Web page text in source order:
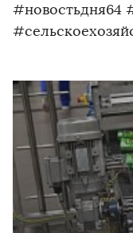
#новостьдня64